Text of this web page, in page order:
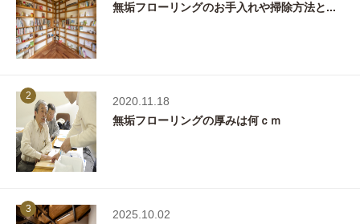
無垢フローリングのお手入れや掃除方法と...
2
2020.11.18
無垢フローリングの厚みは何ｃｍ
3
2025.10.02